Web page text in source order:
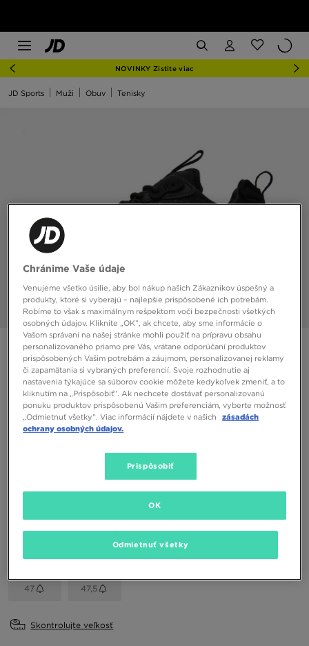
NOVINKY Zistite viac
JD Sports Muži Obuv Tenisky
NIKE REACT VISION
75,00 €
Dostupné Farby
44 44,5 45 45,5 46
47 47,5
Skontrolujte veľkosť
Chránime Vaše údaje
Venujeme všetko úsilie, aby bol nákup našich Zákazníkov úspešný a
produkty, ktoré si vyberajú – najlepšie prispôsobené ich potrebám.
Robíme to však s maximálnym rešpektom voči bezpečnosti všetkých
osobných údajov. Kliknite „OK”, ak chcete, aby sme informácie o
Vašom správaní na našej stránke mohli použiť na prípravu obsahu
personalizovaného priamo pre Vás, vrátane odporúčaní produktov
prispôsobených Vašim potrebám a záujmom, personalizovanej reklamy
či zapamätania si vybraných preferencií. Svoje rozhodnutie aj
nastavenia týkajúce sa súborov cookie môžete kedykoľvek zmeniť, a to
kliknutím na „Prispôsobiť”. Ak nechcete dostávať personalizovanú
ponuku produktov prispôsobenú Vašim preferenciám, vyberte možnosť
„Odmietnuť všetky”. Viac informácií nájdete v našich
zásadách
ochrany osobných údajov.
Prispôsobiť
Odmietnuť všetky
OK